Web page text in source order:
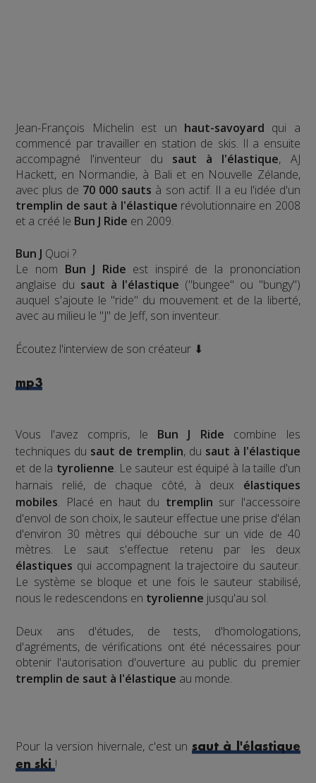
Jean-François Michelin est un haut-savoyard qui a
commencé par travailler en station de skis. Il a ensuite
accompagné l'inventeur du saut à l'élastique, AJ
Hackett, en Normandie, à Bali et en Nouvelle Zélande,
avec plus de 70 000 sauts à son actif. Il a eu l'idée d'un
tremplin de saut à l'élastique révolutionnaire en 2008
et a créé le Bun J Ride en 2009.
Bun J Quoi ?
Le nom Bun J Ride est inspiré de la prononciation
anglaise du saut à l'élastique ("bungee" ou "bungy")
auquel s'ajoute le "ride" du mouvement et de la liberté,
avec au milieu le "J" de Jeff, son inventeur.
Écoutez l'interview de son créateur ⬇
mp3
Vous l'avez compris, le Bun J Ride combine les
techniques du saut de tremplin, du saut à l'élastique
et de la tyrolienne. Le sauteur est équipé à la taille d'un
harnais relié, de chaque côté, à deux élastiques
mobiles. Placé en haut du tremplin sur l'accessoire
d'envol de son choix, le sauteur effectue une prise d'élan
d'environ 30 mètres qui débouche sur un vide de 40
mètres. Le saut s'effectue retenu par les deux
élastiques qui accompagnent la trajectoire du sauteur.
Le système se bloque et une fois le sauteur stabilisé,
nous le redescendons en tyrolienne jusqu'au sol.
​Deux ans d'études, de tests, d'homologations,
d'agréments, de vérifications ont été nécessaires pour
obtenir l'autorisation d'ouverture au public du premier
tremplin de saut à l'élastique au monde.
Pour la version hivernale, c'est un saut à l'élastique
en ski !